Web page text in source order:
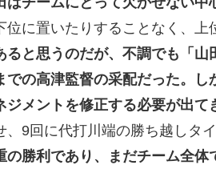
に置いたりすることなく、上
ると思うのだが、不調でも「山
の高津監督の采配だった。し
メントを修正する必要が出て
9回に代打川端の勝ち越しタ
の勝利であり、まだチーム全体